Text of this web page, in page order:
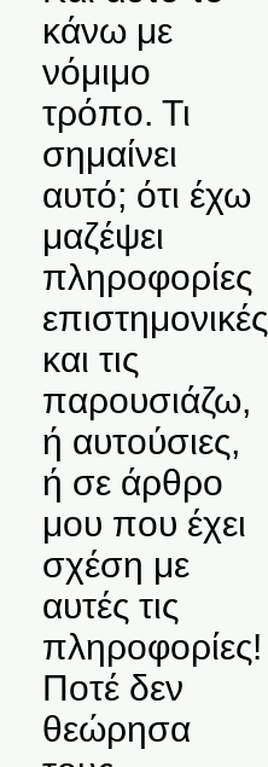
κάνω με
νόμιμο
τρόπο. Τι
σημαίνει
αυτό; ότι έχω
μαζέψει
πληροφορίες
επιστημονικές
και τις
παρουσιάζω,
ή αυτούσιες,
ή σε άρθρο
μου που έχει
σχέση με
αυτές τις
πληροφορίες!
Ποτέ δεν
θεώρησα